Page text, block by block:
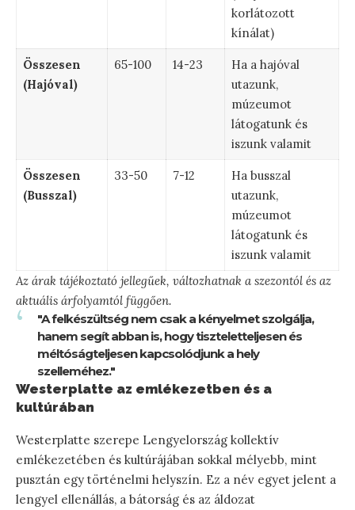
korlátozott
kínálat)
Összesen
(Hajóval)
65-100 14-23
Ha a hajóval
utazunk,
múzeumot
látogatunk és
iszunk valamit
Összesen
(Busszal)
33-50 7-12
Ha busszal
utazunk,
múzeumot
látogatunk és
iszunk valamit
Az árak tájékoztató jellegűek, változhatnak a szezontól és az
aktuális árfolyamtól függően.
"A felkészültség nem csak a kényelmet szolgálja,
hanem segít abban is, hogy tiszteletteljesen és
méltóságteljesen kapcsolódjunk a hely
szelleméhez."
Westerplatte az emlékezetben és a
kultúrában
Westerplatte szerepe Lengyelország kollektív
emlékezetében és kultúrájában sokkal mélyebb, mint
pusztán egy történelmi helyszín. Ez a név egyet jelent a
lengyel ellenállás, a bátorság és az áldozat